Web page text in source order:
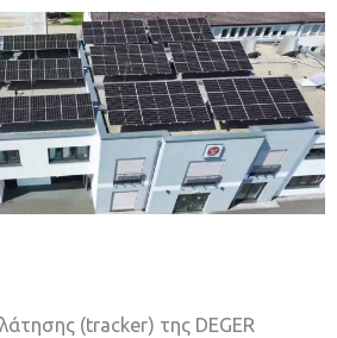
(tracker) της DEGER